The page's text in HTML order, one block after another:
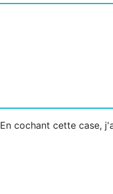
En cochant cette case,